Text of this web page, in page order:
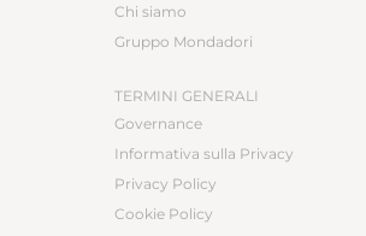
Chi siamo
Gruppo Mondadori
TERMINI GENERALI
Governance
Informativa sulla Privacy
Privacy Policy
Cookie Policy